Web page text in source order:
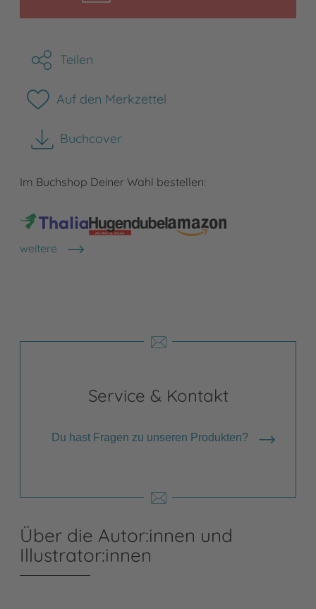
Teilen
Auf den Merkzettel
Buchcover
herunterladen
Im Buchshop Deiner Wahl bestellen:
weitere
Shops anzeigen
Service & Kontakt
Du hast Fragen zu unseren Produkten?
Über die Autor:innen und
Illustrator:innen